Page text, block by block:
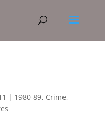
| 1980-89, Crime,